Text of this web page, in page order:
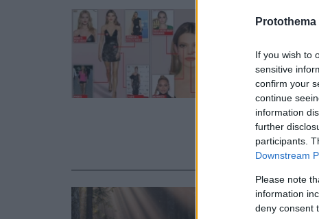
Protothema
If you wish to
sensitive
confirm your
continue
information
further
participants.
Downstream
Please note
information
deny consent
την
χείλη,
πελάτισσές
07.07.2020, 19:31